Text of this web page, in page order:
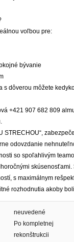
voľbou pre:
bývanie
s dôverou môžete
+421 907 682 809
STRECHOU“,
odovzdanie
so spoľahlivým
s maximálnym
rozhodnutia akoby
neuvedené
Po kompletnej
rekonštrukcii